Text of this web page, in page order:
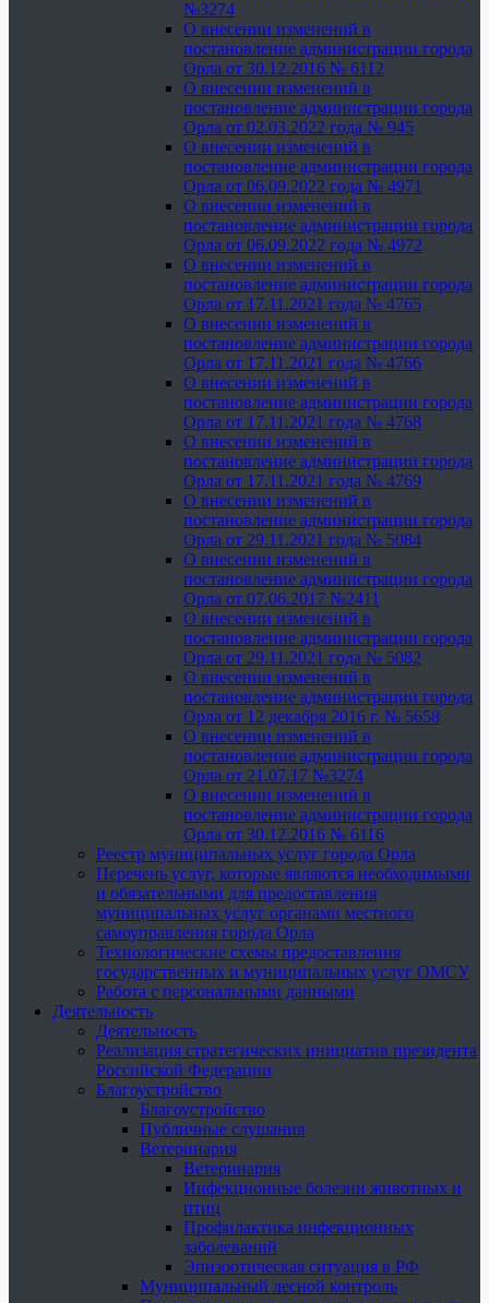
№3274
О внесении изменений в
постановление администрации города
Орла от 30.12.2016 № 6112
О внесении изменений в
постановление администрации города
Орла от 02.03.2022 года № 945
О внесении изменений в
постановление администрации города
Орла от 06.09.2022 года № 4971
О внесении изменений в
постановление администрации города
Орла от 06.09.2022 года № 4972
О внесении изменений в
постановление администрации города
Орла от 17.11.2021 года № 4765
О внесении изменений в
постановление администрации города
Орла от 17.11.2021 года № 4766
О внесении изменений в
постановление администрации города
Орла от 17.11.2021 года № 4768
О внесении изменений в
постановление администрации города
Орла от 17.11.2021 года № 4769
О внесении изменений в
постановление администрации города
Орла от 29.11.2021 года № 5084
О внесении изменений в
постановление администрации города
Орла от 07.06.2017 №2411
О внесении изменений в
постановление администрации города
Орла от 29.11.2021 года № 5082
О внесении изменений в
постановление администрации города
Орла от 12 декабря 2016 г. № 5658
О внесении изменений в
постановление администрации города
Орла от 21.07.17 №3274
О внесении изменений в
постановление администрации города
Орла от 30.12.2016 № 6116
Реестр муниципальных услуг города Орла
Перечень услуг, которые являются необходимыми
и обязательными для предоставления
муниципальных услуг органами местного
самоуправления города Орла
Технологические схемы предоставления
государственных и муниципальных услуг ОМСУ
Работа с персональными данными
Деятельность
Деятельность
Реализация стратегических инициатив президента
Российской Федерации
Благоустройство
Благоустройство
Публичные слушания
Ветеринария
Ветеринария
Инфекционные болезни животных и
птиц
Профилактика инфекционных
заболеваний
Эпизоотическая ситуация в РФ
Муниципальный лесной контроль